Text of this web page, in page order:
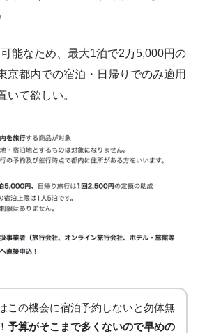
能なため、最大1泊で2万5,000円の
京都内での宿泊・日帰りでのみ適用
いて欲しい。
この機会に宿泊予約しないと勿体無
予算がそこまで多くないので早めの